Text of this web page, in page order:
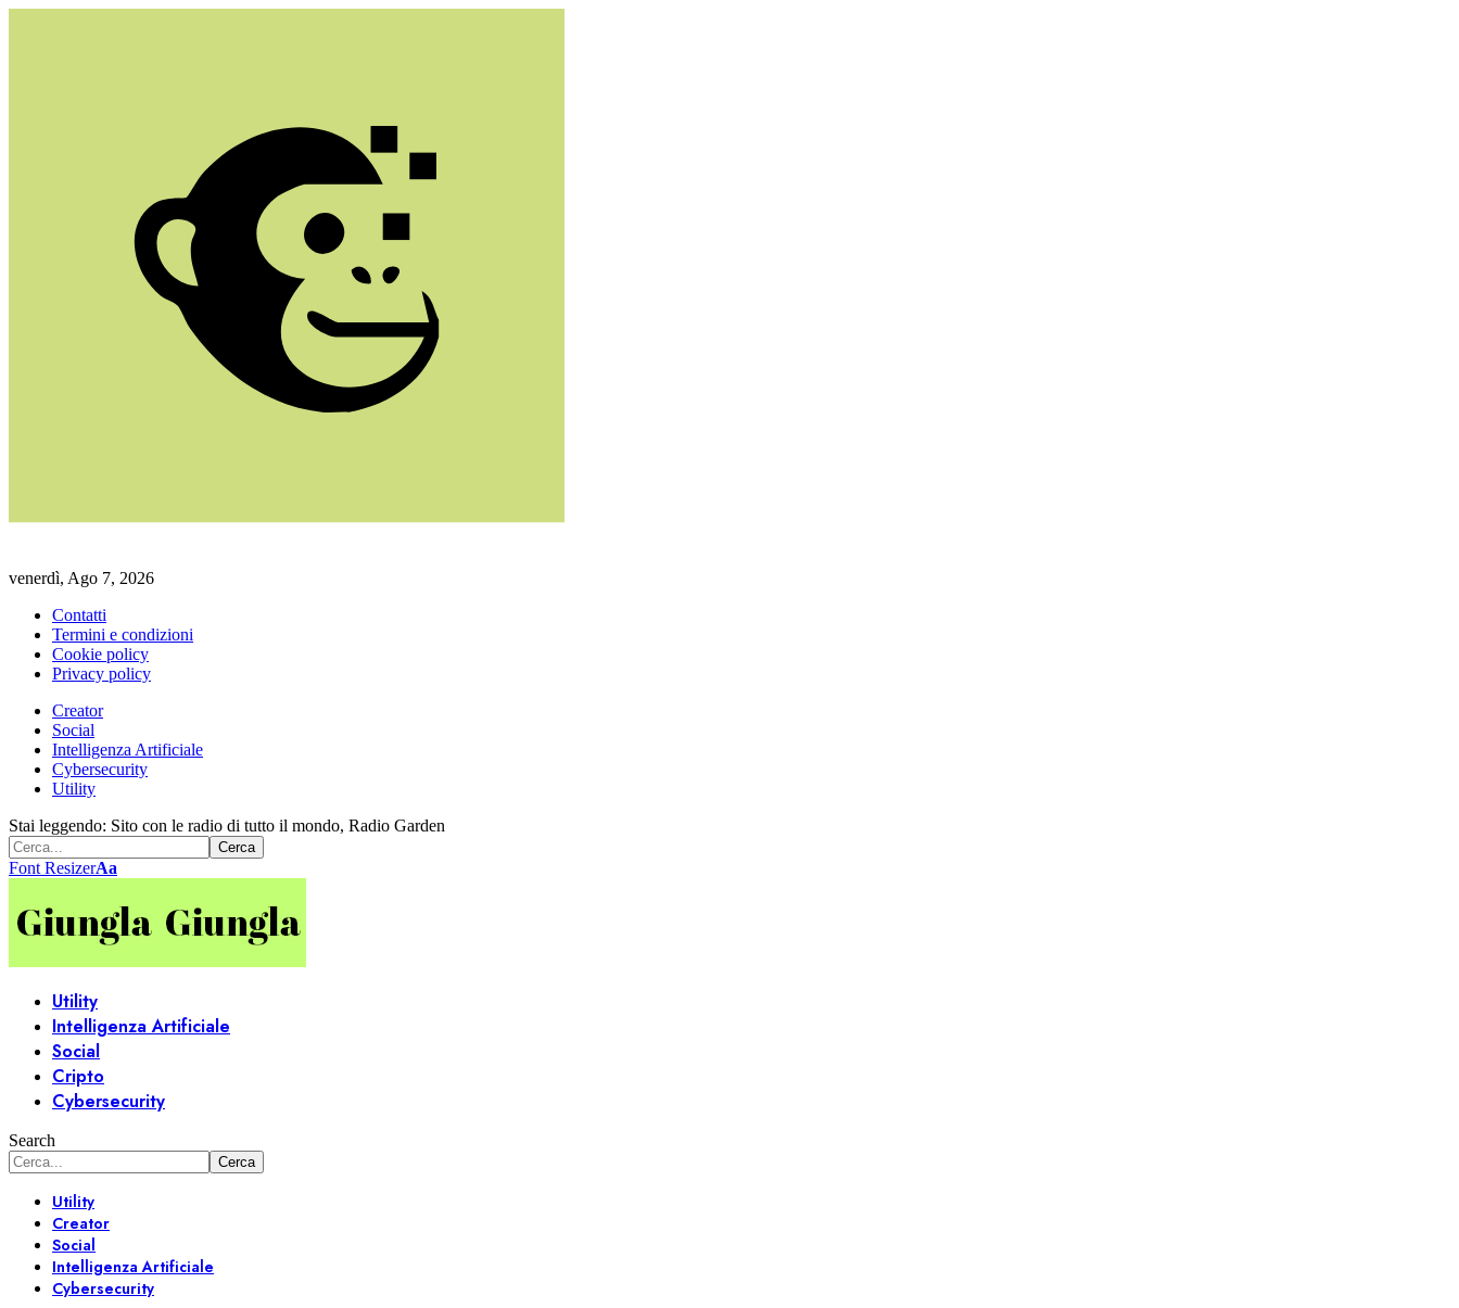
venerdì, Ago 7, 2026
Contatti
Termini e condizioni
Cookie policy
Privacy policy
Creator
Social
Intelligenza Artificiale
Cybersecurity
Utility
Stai leggendo: Sito con le radio di tutto il mondo, Radio Garden
Font ResizerAa
Utility
Intelligenza Artificiale
Social
Cripto
Cybersecurity
Search
Utility
Creator
Social
Intelligenza Artificiale
Cybersecurity